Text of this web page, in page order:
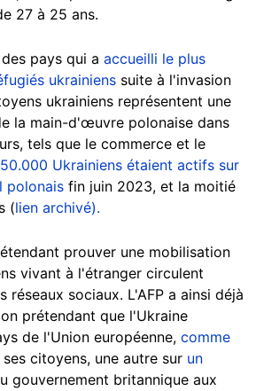
27 à 25 ans.
pays qui a accueilli le plus
ukrainiens suite à l'invasion
ukrainiens représentent une
la main-d'œuvre polonaise dans
tels que le commerce et le
Ukrainiens étaient actifs sur
polonais fin juin 2023, et la moitié
(lien archivé).
prouver une mobilisation
vivant à l'étranger circulent
réseaux sociaux. L'AFP a ainsi déjà
prétendant que l'Ukraine
de l'Union européenne, comme
citoyens, une autre sur un
gouvernement britannique aux